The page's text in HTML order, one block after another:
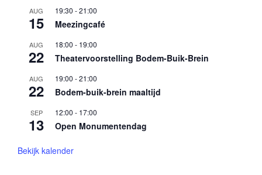
AUG
15
19:30 -21:00
Meezingcafé
AUG
22
18:00 - 19:00
Theatervoorstelling Bodem-Buik-Brein
AUG
22
19:00 -21:00
Bodem-buik-brein maaltijd
SEP
13
12:00 - 17:00
Open Monumentendag
Bekijk kalender